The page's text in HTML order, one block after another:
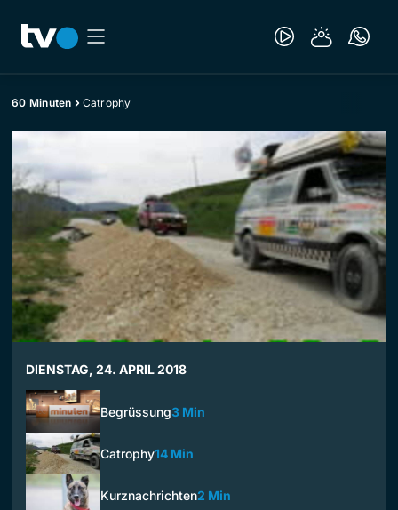
60 Minuten Catrophy
DIENSTAG, 24. APRIL 2018
Begrüssung3 Min
Catrophy14 Min
Kurznachrichten2 Min